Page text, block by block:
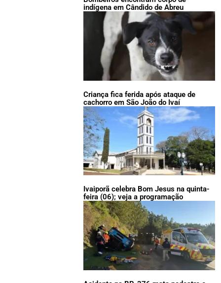
indígena em Cândido de Abreu
Criança fica ferida após ataque de
cachorro em São João do Ivaí
Ivaiporã celebra Bom Jesus na quinta-
feira (06); veja a programação